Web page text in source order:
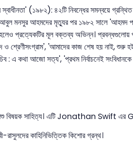
স্বাধীনতা' (১৯৮২): ৪২টি নিবন্ধের সমন্বয়ে
মনসুর আহমদের মৃত্যুর পর ১৯৮২ সালে 'আহমদ
প্রত্যেকটির মূল বক্তব্য অভিন্ন। প্রবন্ধগুলোয়
শ্রেণীসংগ্রাম', 'আমাদের কাজ শেষ হয় নাই, শুরু
: এ কথা আজো সত্য', 'প্রথম নির্বাচনেই
শিশু বিষয়ক সাহিত্য। এটি Jonathan Swift
রাসুলদের কাহিনিভিত্তিক কিশোর গ্রন্থ।